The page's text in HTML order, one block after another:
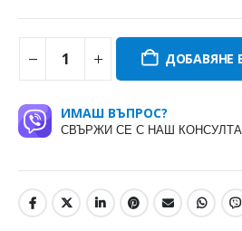
ДОБАВЯНЕ
ИМАШ ВЪПРОС?
СВЪРЖИ СЕ С НАШ